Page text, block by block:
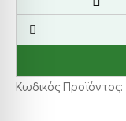
Κωδικός Προϊόντος: